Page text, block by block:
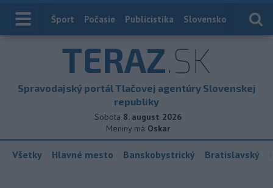
Index
Šport Počasie Publicistika Slovensko
TERAZ.SK
Spravodajský portál Tlačovej agentúry Slovenskej
republiky
Sobota 8. august 2026
Meniny má Oskar
Všetky Hlavné mesto Banskobystrický Bratislavský